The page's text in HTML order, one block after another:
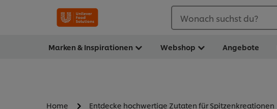
Wonach suchst du?
Marken & Inspirationen Webshop Angebote
Home Entdecke hochwertige Zutaten für Spitzenkreationen